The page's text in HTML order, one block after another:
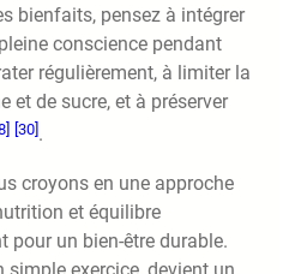
bienfaits, pensez à intégrer
conscience pendant
régulièrement, à limiter la
et de sucre, et à préserver
[30].
croyons en une approche
et équilibre
pour un bien-être durable.
simple exercice, devient un